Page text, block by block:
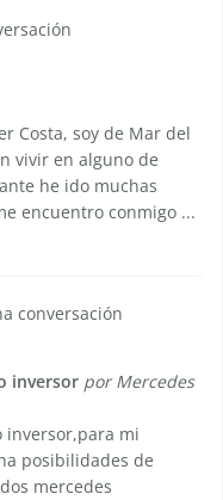
Costa, soy de Mar del
vivir en alguno de
he ido muchas
encuentro conmigo ...
conversación
inversor por Mercedes
inversor,para mi
posibilidades de
mercedes